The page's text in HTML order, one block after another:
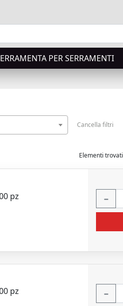
PER SERRAMENTI
Cancella filtri
Elementi trovati
pz −
pz −